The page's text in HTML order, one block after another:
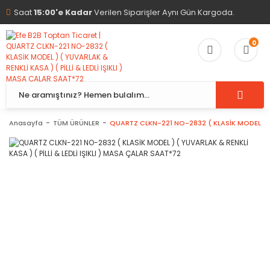
Saat15:00'e KadarVerilen Siparişler Aynı Gün Kargoda.
0
Anasayfa TÜM ÜRÜNLER QUARTZ CLKN-221 NO-2832 ( KLASİK MODEL )